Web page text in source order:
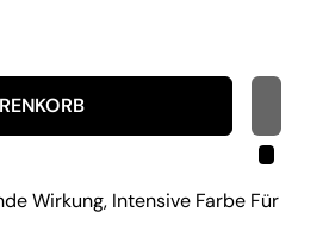
Wirkung, Intensive Farbe Für